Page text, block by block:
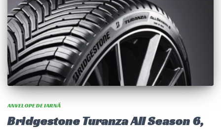
ANVELOPE DE IARNĂ
Bridgestone Turanza All Season 6,